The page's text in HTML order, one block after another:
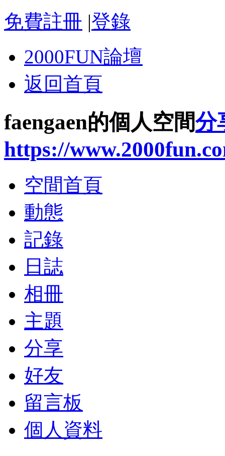
免費註冊 |登錄
2000FUN論壇
返回首頁
faengaen的個人空間分
https://
空間首頁
動態
記錄
日誌
相冊
主題
分享
好友
留言板
個人資料